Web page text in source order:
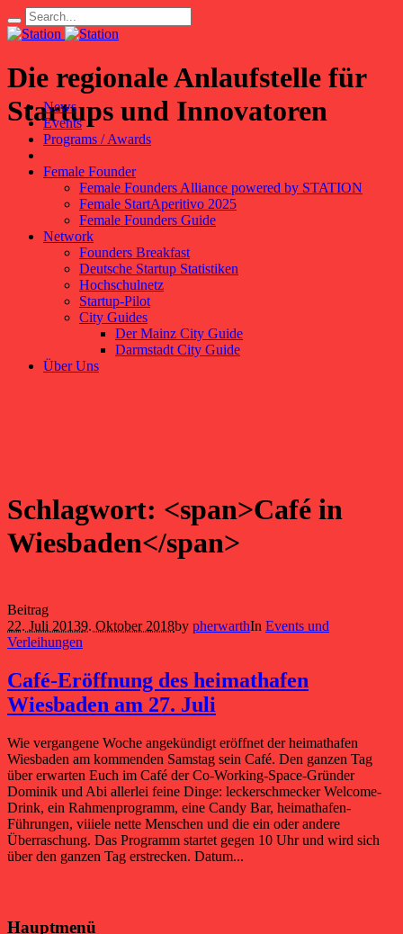
Die regionale Anlaufstelle für
Startups und Innovatoren
News
Events
Programs / Awards
Female Founder
Female Founders Alliance powered by STATION
Female StartAperitivo 2025
Female Founders Guide
Network
Founders Breakfast
Deutsche Startup Statistiken
Hochschulnetz
Startup-Pilot
City Guides
Der Mainz City Guide
Darmstadt City Guide
Über Uns
Schlagwort: <span>Café in
Wiesbaden</span>
Beitrag
22. Juli 20139. Oktober 2018by pherwarthIn Events und
Verleihungen
Café-Eröffnung des heimathafen
Wiesbaden am 27. Juli
Wie vergangene Woche angekündigt eröffnet der heimathafen
Wiesbaden am kommenden Samstag sein Café. Den ganzen Tag
über erwarten Euch im Café der Co-Working-Space-Gründer
Dominik und Abi allerlei feine Dinge: leckerschmecker Welcome-
Drink, ein Rahmenprogramm, eine Candy Bar, heimathafen-
Führungen, viiiele nette Menschen und die ein oder andere
Überraschung. Das Programm startet gegen 10 Uhr und wird sich
über den ganzen Tag erstrecken. Datum...
Hauptmenü